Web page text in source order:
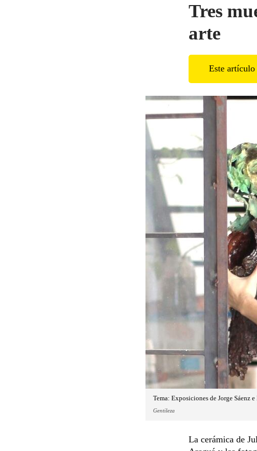
Tres
arte
Este artículo
Tema: Exposiciones de Jorge Sáenz
Gentileza
La cerámica de